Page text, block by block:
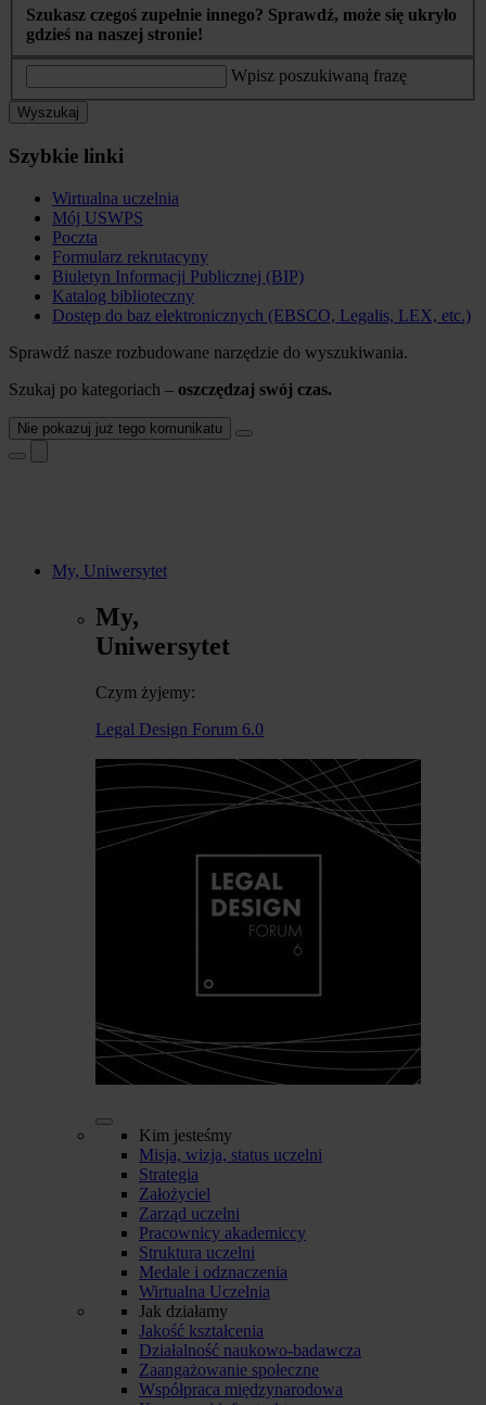
Szukasz czegoś zupełnie innego? Sprawdź, może się ukryło
gdzieś na naszej stronie!
Wpisz poszukiwaną frazę
Wyszukaj
Szybkie linki
Wirtualna uczelnia
Mój USWPS
Poczta
Formularz rekrutacyny
Biuletyn Informacji Publicznej (BIP)
Katalog biblioteczny
Dostęp do baz elektronicznych (EBSCO, Legalis, LEX, etc.)
Sprawdź nasze rozbudowane narzędzie do wyszukiwania.
Szukaj po kategoriach – oszczędzaj swój czas.
Nie pokazuj już tego komunikatu
My, Uniwersytet
My,
Uniwersytet
Czym żyjemy:
Legal Design Forum 6.0
Kim jesteśmy
Misja, wizja, status uczelni
Strategia
Założyciel
Zarząd uczelni
Pracownicy akademiccy
Struktura uczelni
Medale i odznaczenia
Wirtualna Uczelnia
Jak działamy
Jakość kształcenia
Działalność naukowo-badawcza
Zaangażowanie społeczne
Współpraca międzynarodowa